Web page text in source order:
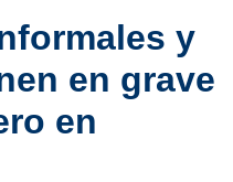
y
en grave
en